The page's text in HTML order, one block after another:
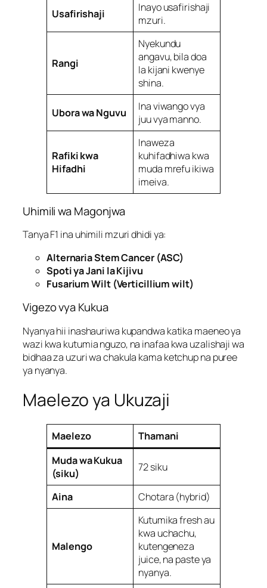
Usafirishaji
Inayo usafirishaji
mzuri.
Rangi
Nyekundu
angavu, bila doa
la kijani kwenye
shina.
Ubora wa Nguvu
Ina viwango vya
juu vya manno.
Rafiki kwa
Hifadhi
Inaweza
kuhifadhiwa kwa
muda mrefu ikiwa
imeiva.
Uhimili wa Magonjwa
Tanya F1 ina uhimili mzuri dhidi ya:
Alternaria Stem Cancer (ASC)
Spoti ya Jani la Kijivu
Fusarium Wilt (Verticillium wilt)
Vigezo vya Kukua
Nyanya hii inashauriwa kupandwa katika maeneo ya
wazi kwa kutumia nguzo, na inafaa kwa uzalishaji wa
bidhaa za uzuri wa chakula kama ketchup na puree
ya nyanya.
Maelezo ya Ukuzaji
Maelezo
Thamani
Muda wa Kukua
(siku)
72 siku
Aina Chotara (hybrid)
Malengo
Kutumika fresh au
kwa uchachu,
kutengeneza
juice, na paste ya
nyanya.